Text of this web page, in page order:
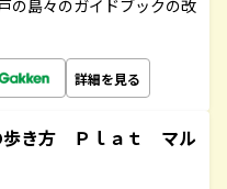
の島々のガイドブックの改
詳細を見る
き方 Ｐｌａｔ マル